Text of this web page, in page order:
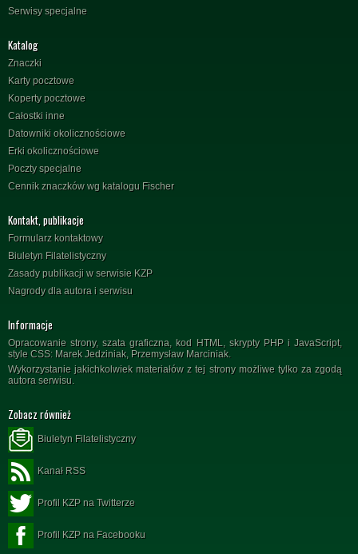
Serwisy specjalne
Katalog
Znaczki
Karty pocztowe
Koperty pocztowe
Całostki inne
Datowniki okolicznościowe
Erki okolicznościowe
Poczty specjalne
Cennik znaczków wg katalogu Fischer
Kontakt, publikacje
Formularz kontaktowy
Biuletyn Filatelistyczny
Zasady publikacji w serwisie KZP
Nagrody dla autora i serwisu
Informacje
Opracowanie strony, szata graficzna, kod HTML, skrypty PHP i JavaScript,
style CSS: Marek Jedziniak, Przemysław Marciniak.
Wykorzystanie jakichkolwiek materiałów z tej strony możliwe tylko za zgodą
autora serwisu.
Zobacz również
Biuletyn Filatelistyczny
Kanał RSS
Profil KZP na Twitterze
Profil KZP na Facebooku